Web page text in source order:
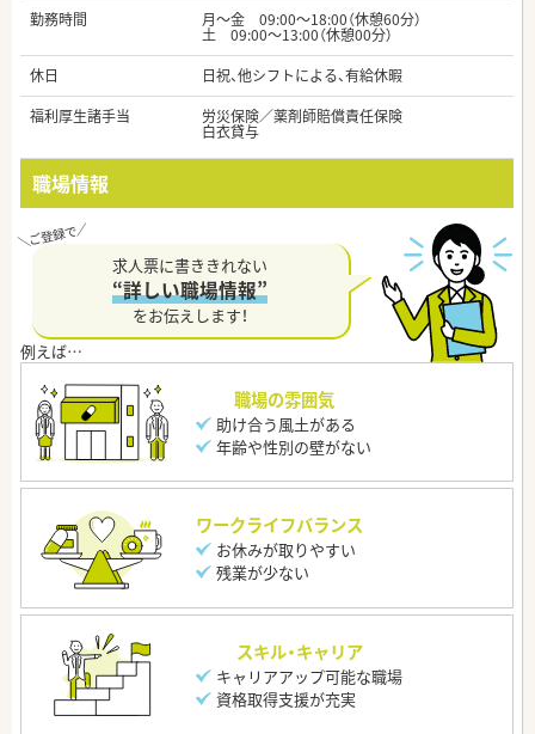
勤務時間
月～金 09:00～18:00（休憩60分）
土 09:00～13:00（休憩00分）
休日
日祝、他シフトによる、有給休暇
福利厚生諸手当
労災保険／薬剤師賠償責任保険
白衣貸与
職場情報
求人票に書ききれない
“詳しい職場情報”
をお伝えします！
職場の雰囲気
助け合う風土がある
年齢や性別の壁がない
ワークライフバランス
お休みが取りやすい
残業が少ない
スキル・キャリア
キャリアアップ可能な職場
資格取得支援が充実